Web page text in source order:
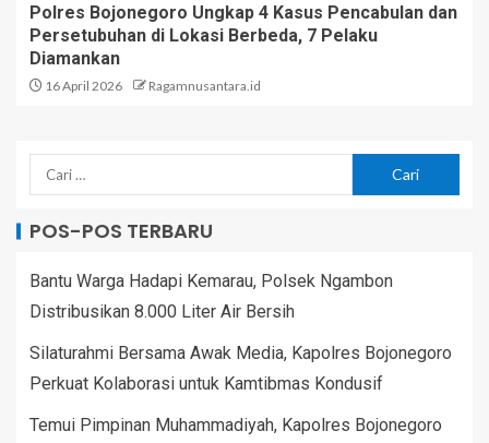
Polres Bojonegoro Ungkap 4 Kasus Pencabulan dan
Persetubuhan di Lokasi Berbeda, 7 Pelaku
Diamankan
16 April 2026 Ragamnusantara.id
POS-POS TERBARU
Bantu Warga Hadapi Kemarau, Polsek Ngambon
Distribusikan 8.000 Liter Air Bersih
Silaturahmi Bersama Awak Media, Kapolres Bojonegoro
Perkuat Kolaborasi untuk Kamtibmas Kondusif
Temui Pimpinan Muhammadiyah, Kapolres Bojonegoro